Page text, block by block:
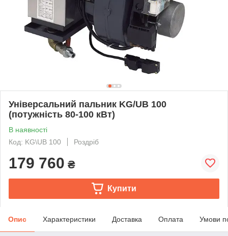
Універсальний пальник KG/UB 100
(потужність 80-100 кВт)
В наявності
Код: KG\UB 100
Роздріб
179 760 ₴
Купити
Опис Характеристики Доставка Оплата Умови